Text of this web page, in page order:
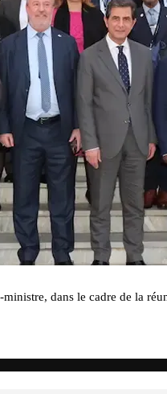
dans le cadre de la